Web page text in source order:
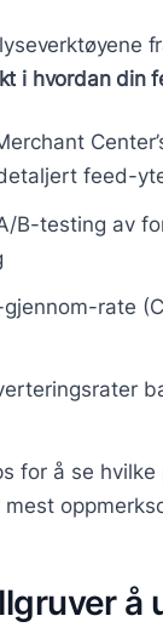
i hvordan din
feed-
B-testing av
rate
for å se
å